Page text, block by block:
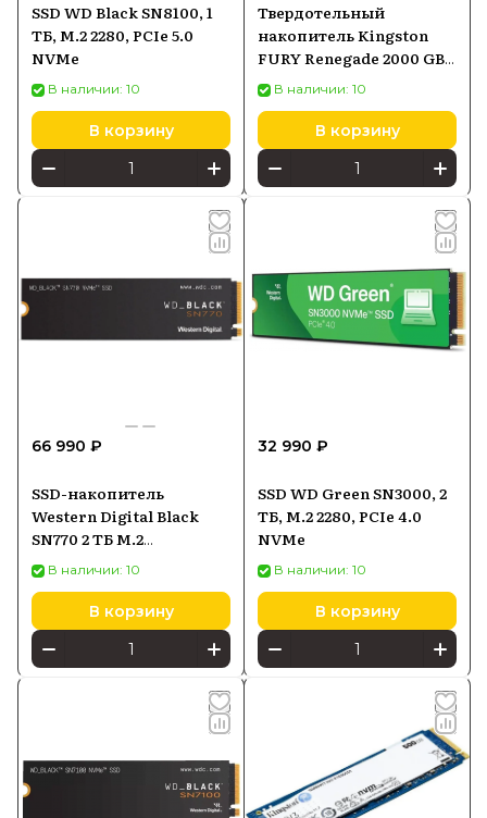
SSD WD Black SN8100, 1
ТБ, M.2 2280, PCIe 5.0
NVMe
В наличии: 10
В корзину
Твердотельный
накопитель Kingston
FURY Renegade 2000 GB
M.2 SFYRDK2000G
В наличии: 10
В корзину
66 990 ₽
SSD-накопитель
Western Digital Black
SN770 2 ТБ M.2
(WDS200T3X0E)
В наличии: 10
В корзину
32 990 ₽
SSD WD Green SN3000, 2
ТБ, M.2 2280, PCIe 4.0
NVMe
В наличии: 10
В корзину